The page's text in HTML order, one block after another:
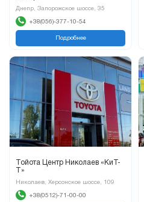
Днепр, Запорожское шоссе, 35
+38(056)-377-10-54
Подробнее
Тойота Центр Николаев «КиТ-
Т»
Николаев, Херсонское шоссе, 109
+38(0512)-71-00-00